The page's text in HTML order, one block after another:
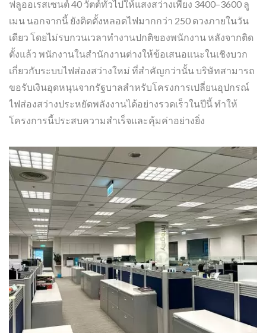
ฟลูออเรสเซนต์ 40 วัตต์ทั่วไปให้แสงสว่างเพียง 3400–3600 ลู
เมน นอกจากนี้ ยังติดตั้งหลอดไฟมากกว่า 250 ดวงภายในวัน
เดียว โดยไม่รบกวนเวลาทำงานปกติของพนักงาน หลังจากติด
ตั้งแล้ว พนักงานในสำนักงานต่างให้ข้อเสนอแนะในเชิงบวก
เกี่ยวกับระบบไฟส่องสว่างใหม่ ที่สำคัญกว่านั้น บริษัทสามารถ
ขอรับเงินอุดหนุนจากรัฐบาลสำหรับโครงการเปลี่ยนอุปกรณ์
ไฟส่องสว่างประหยัดพลังงานได้อย่างรวดเร็วในปีนี้ ทำให้
โครงการนี้ประสบความสำเร็จและคุ้มค่าอย่างยิ่ง